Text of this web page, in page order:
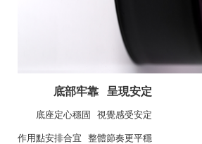
底部牢靠 呈現安定
底座定心穩固 視覺感受安定
作用點安排合宜 整體節奏更平穩